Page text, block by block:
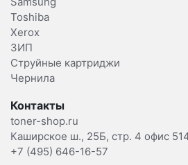
Toshiba
Xerox
ЗИП
Струйные картриджи
Чернила
Контакты
toner-shop.ru
Каширское ш., 25Б, стр. 4 офис
+7 (495) 646-16-57